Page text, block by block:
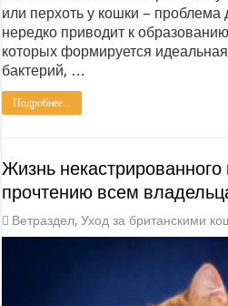
или перхоть у кошки – проблема
нередко приводит к
которых формируется
бактерий, …
Подробнее...
Жизнь
прочтению всем
Ветраздел,Уход за британскими